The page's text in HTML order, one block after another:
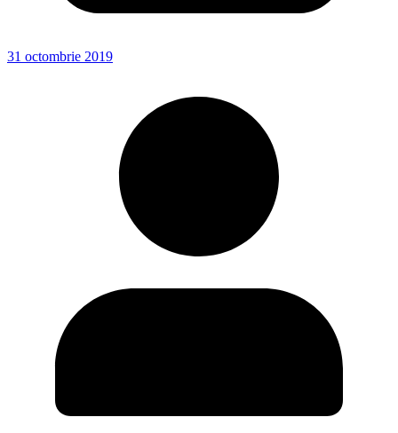
31 octombrie 2019